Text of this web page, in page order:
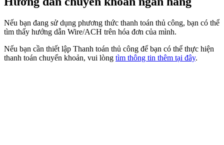
Nếu bạn đang sử dụng phương thức thanh toán thủ công, bạn có thể
tìm thấy hướng dẫn Wire/ACH trên hóa đơn của mình.
Nếu bạn cần thiết lập Thanh toán thủ công để bạn có thể thực hiện
thanh toán chuyển khoản, vui lòng tìm thông tin thêm tại đây.